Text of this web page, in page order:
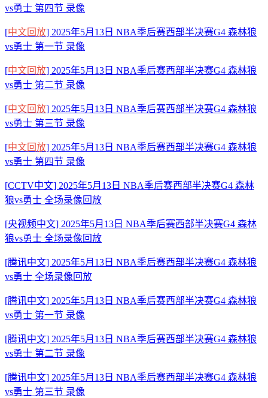
vs勇士 第四节 录像
[中文回放] 2025年5月13日 NBA季后赛西部半决赛G4 森林狼
vs勇士 第一节 录像
[中文回放] 2025年5月13日 NBA季后赛西部半决赛G4 森林狼
vs勇士 第二节 录像
[中文回放] 2025年5月13日 NBA季后赛西部半决赛G4 森林狼
vs勇士 第三节 录像
[中文回放] 2025年5月13日 NBA季后赛西部半决赛G4 森林狼
vs勇士 第四节 录像
[CCTV中文] 2025年5月13日 NBA季后赛西部半决赛G4 森林
狼vs勇士 全场录像回放
[央视频中文] 2025年5月13日 NBA季后赛西部半决赛G4 森林
狼vs勇士 全场录像回放
[腾讯中文] 2025年5月13日 NBA季后赛西部半决赛G4 森林狼
vs勇士 全场录像回放
[腾讯中文] 2025年5月13日 NBA季后赛西部半决赛G4 森林狼
vs勇士 第一节 录像
[腾讯中文] 2025年5月13日 NBA季后赛西部半决赛G4 森林狼
vs勇士 第二节 录像
[腾讯中文] 2025年5月13日 NBA季后赛西部半决赛G4 森林狼
vs勇士 第三节 录像